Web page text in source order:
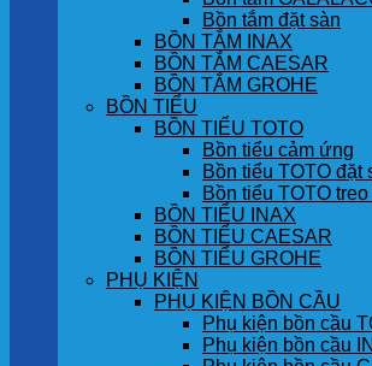
Bồn tắm đặt sàn
BỒN TẮM INAX
BỒN TẮM CAESAR
BỒN TẮM GROHE
BỒN TIỂU
BỒN TIỂU TOTO
Bồn tiểu cảm ứng
Bồn tiểu TOTO đặt
Bồn tiểu TOTO
BỒN TIỂU INAX
BỒN TIỂU CAESAR
BỒN TIỂU GROHE
PHỤ KIỆN
PHỤ KIỆN BỒN CẦU
Phụ kiện bồn cầu
Phụ kiện bồn cầu